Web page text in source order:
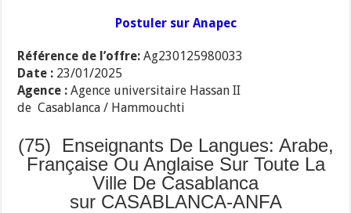
Postuler sur Anapec
Référence de l’offre: Ag230125980033
Date : 23/01/2025
Agence :Agence universitaire Hassan II
deCasablanca / Hammouchti
(75) Enseignants De Langues: Arabe,
Française Ou Anglaise Sur Toute La
Ville De Casablanca
sur CASABLANCA-ANFA